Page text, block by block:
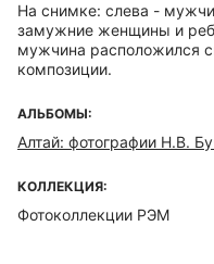
На снимке: слева -
замужние женщины и
мужчина расположился
композиции.
АЛЬБОМЫ:
Алтай: фотографии Н.В.
КОЛЛЕКЦИЯ:
Фотоколлекции РЭМ